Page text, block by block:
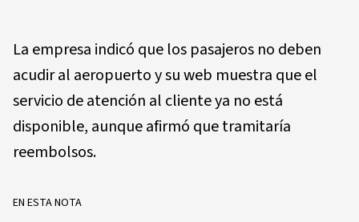
La empresa indicó que los pasajeros no deben
acudir al aeropuerto y su web muestra que el
servicio de atención al cliente ya no está
disponible, aunque afirmó que tramitaría
reembolsos.
EN ESTA NOTA